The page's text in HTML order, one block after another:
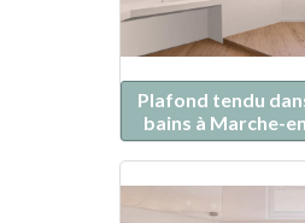
Plafond tendu
bains à Marche-